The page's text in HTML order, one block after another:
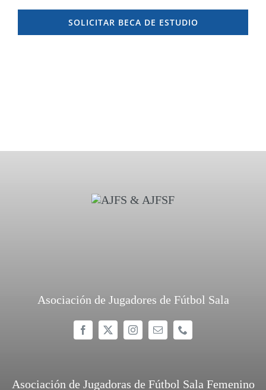
SOLICITAR BECA DE ESTUDIO
Asociación de Jugadores de Fútbol Sala
Asociación de Jugadoras de Fútbol Sala Femenino